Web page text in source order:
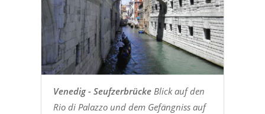
Venedig - SeufzerbrückeBlick auf den
Rio di Palazzo und dem Gefängniss auf